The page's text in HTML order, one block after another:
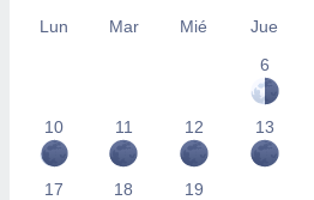
Lun Mar Mié Jue
6
10 11 12 13
17 18 19